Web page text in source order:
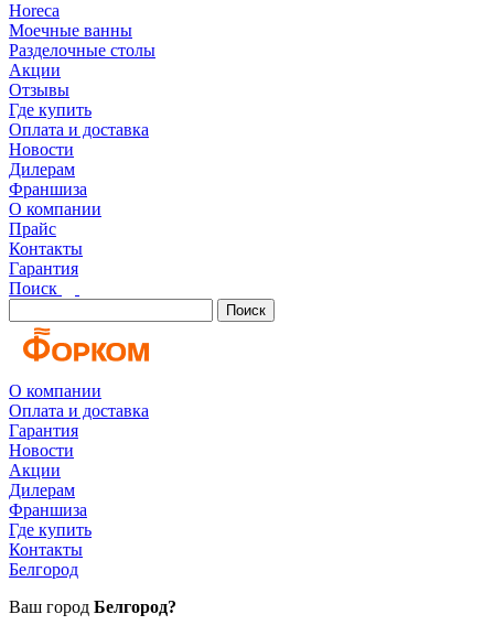
Horeca
Моечные ванны
Разделочные столы
Акции
Отзывы
Где купить
Оплата и доставка
Новости
Дилерам
Франшиза
О компании
Прайс
Контакты
Гарантия
Поиск
Поиск
О компании
Оплата и доставка
Гарантия
Новости
Акции
Дилерам
Франшиза
Где купить
Контакты
Белгород
Ваш город Белгород?